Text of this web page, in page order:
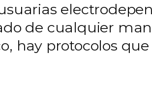
de cualquier
hay protocolos